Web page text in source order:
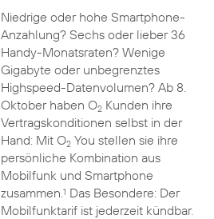
Niedrige oder hohe Smartphone-
Anzahlung? Sechs oder lieber 36
Handy-Monatsraten? Wenige
Gigabyte oder unbegrenztes
Highspeed-Datenvolumen? Ab 8.
Oktober haben O2Kunden ihre
Vertragskonditionen selbst in der
Hand: Mit O2You stellen sie ihre
persönliche Kombination aus
Mobilfunk und Smartphone
zusammen.1 Das Besondere: Der
Mobilfunktarif ist jederzeit kündbar.